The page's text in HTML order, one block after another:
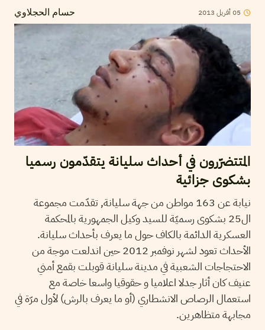
حسام الحجلاوي 05أفريل 2013
المتتضرّرون في أحداث سليانة يتقدّمون رسميا
بشكوى جزائية
نيابة عن 163 مواطن من جهة سليانة, تقدّمت مجموعة
ال25 بشكوى رسميّة للسيد وكيل الجمهورية بالمحكمة
العسكرية الدائمة بالكاف حول ما يعرف بأحداث سليانة.
الأحداث تعود لشهر نوفمبر 2012 حين اندلعت موجة من
الاحتجاجات الشعبية في مدينة سليانة قوبلت بقمع أمني
عنيف كان أثار جدلا اعلاميا و حقوقيا واسعا خاصة مع
استعمال الرصاص الانشطاري (أو ما يعرف بالرش) لأول مرّة في
مجابهة متظاهرين.